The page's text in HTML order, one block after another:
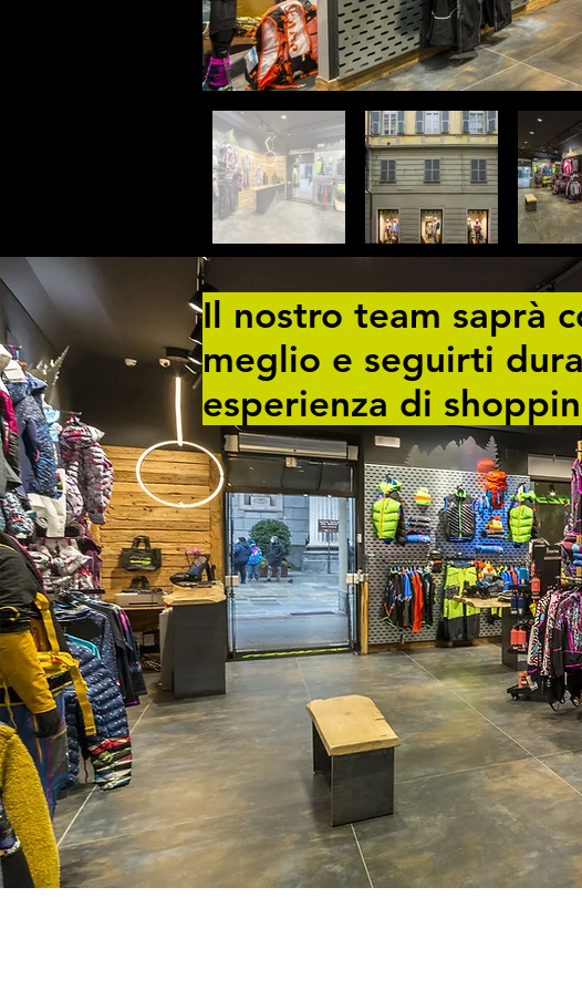
Il nostro team saprà
meglio e seguirti
esperienza di